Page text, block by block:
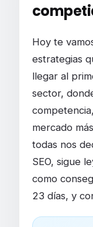
Hoy te
estrategias
llegar al
sector,
mercado
todas nos
SEO, sigue
como
23 días, y